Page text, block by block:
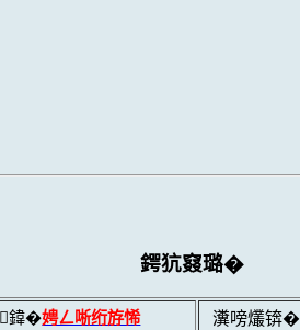
鍔犺窡璐�
鍏�娉ㄥ唽绗斿悕
瀵嗙爜锛�